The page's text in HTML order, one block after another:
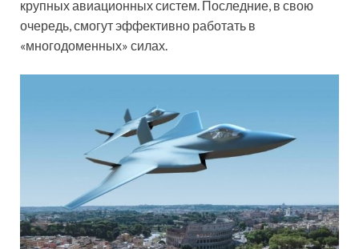
крупных авиационных систем. Последние, в свою
очередь, смогут эффективно работать в
«многодоменных» силах.